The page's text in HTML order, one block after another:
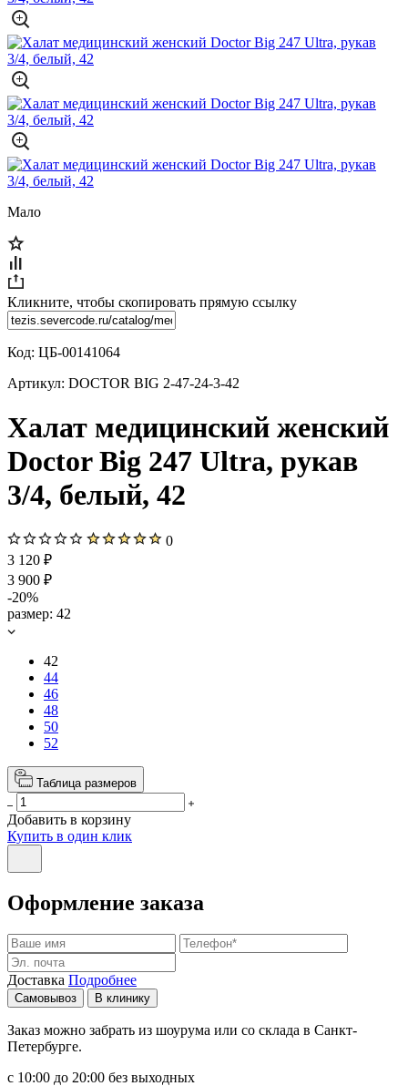
Мало
Кликните, чтобы скопировать прямую ссылку
Код: ЦБ-00141064
Артикул: DOCTOR BIG 2-47-24-3-42
Халат медицинский женский
Doctor Big 247 Ultra, рукав
3/4, белый, 42
0
3 120 ₽
3 900 ₽
-20%
размер: 42
42
44
46
48
50
52
Таблица размеров
Добавить в корзину
Купить в один клик
Оформление заказа
Доставка Подробнее
Самовывоз В клинику
Заказ можно забрать из шоурума или со склада в Санкт-
Петербурге.
с 10:00 до 20:00 без выходных